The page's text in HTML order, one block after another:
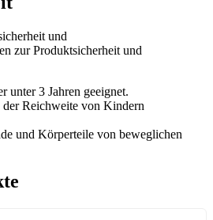
und
zur Produktsicherheit und
3 Jahren geeignet.
Reichweite von Kindern
und Körperteile von beweglichen